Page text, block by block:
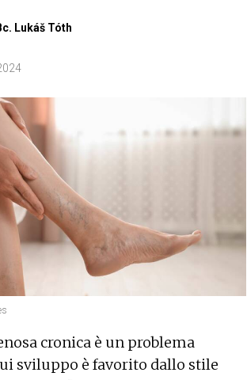
Lukáš Tóth
cronica è un problema
sviluppo è favorito dallo stile